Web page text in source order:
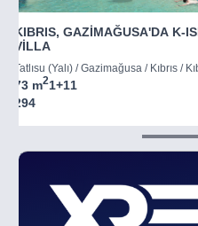
KIBRIS, GAZİMAĞUSA'DA K-
VİLLA
Tatlısu (Yalı) / Gazimağusa / Kıbrıs /
73 m21+11
294
of